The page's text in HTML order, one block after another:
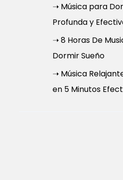
➝ Música para
Profunda y
➝ 8 Horas De
Dormir Sueño
➝ Música
en 5 Minutos